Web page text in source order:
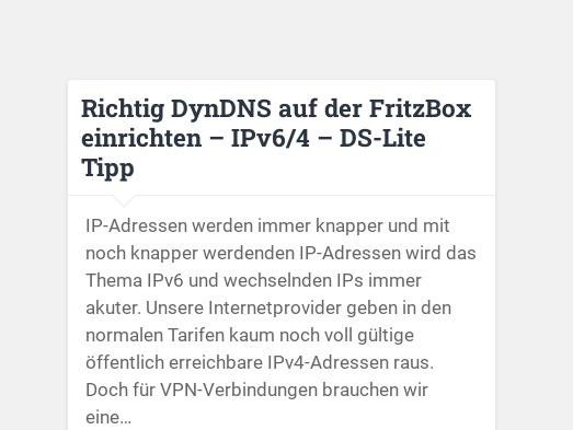
Richtig DynDNS auf der FritzBox
einrichten – IPv6/4 – DS-Lite
Tipp
IP-Adressen werden immer knapper und mit
noch knapper werdenden IP-Adressen wird das
Thema IPv6 und wechselnden IPs immer
akuter. Unsere Internetprovider geben in den
normalen Tarifen kaum noch voll gültige
öffentlich erreichbare IPv4-Adressen raus.
Doch für VPN-Verbindungen brauchen wir
eine…